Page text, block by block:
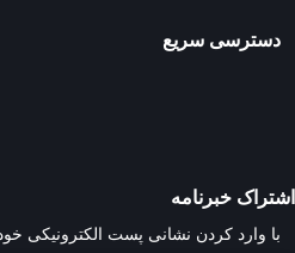
دسترسی سریع
اشتراک خبرنامه
با وارد کردن نشانی پست الکترونیکی